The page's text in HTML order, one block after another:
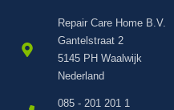
w
Repair Care Home B.V.
Gantelstraat 2
5145 PH Waalwijk
Nederland
085 - 201 201 1